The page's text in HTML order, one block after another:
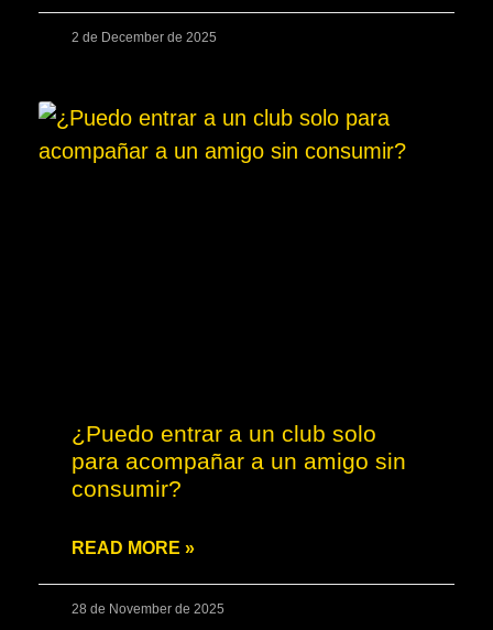
2 de December de 2025
¿Puedo entrar a un club solo
para acompañar a un amigo sin
consumir?
READ MORE »
28 de November de 2025